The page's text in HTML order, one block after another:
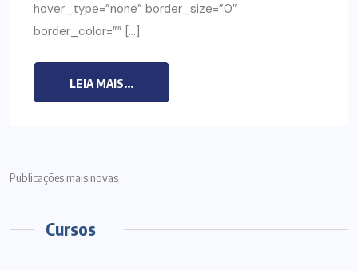
hover_type=”none” border_size=”0″
border_color=”” […]
LEIA MAIS...
Publicações mais novas
Cursos